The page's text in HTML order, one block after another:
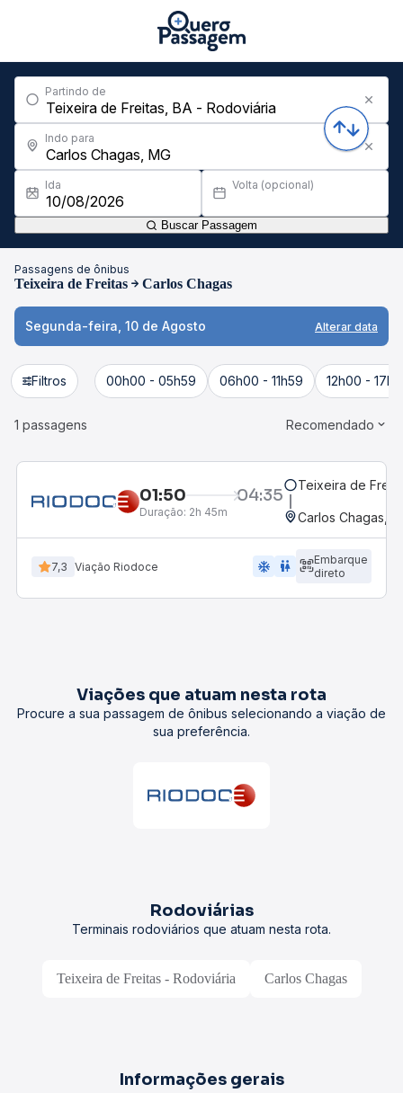
Partindo de
Indo para
Ida Volta (opcional)
Buscar Passagem
Passagens de ônibus
Teixeira de Freitas Carlos Chagas
Segunda-feira, 10 de Agosto Alterar data
Filtros 00h00 - 05h59 06h00 - 11h59 12h00 -
1 passagens Recomendado
01:50 04:35
Duração: 2h 45m
Teixeira de
Carlos Chagas,
7,3 Viação Riodoce ac_unit wc
Embarque
direto
Viações que atuam nesta rota
Procure a sua passagem de ônibus selecionando a viação de
sua preferência.
Rodoviárias
Terminais rodoviários que atuam nesta rota.
Teixeira de Freitas - Rodoviária Carlos Chagas
Informações gerais